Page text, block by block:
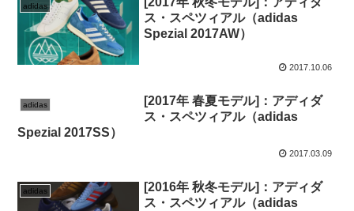
adidas
ス・スペツィアル（adidas
Spezial 2017AW）
2017.10.06
adidas
[2017年 春夏モデル]：アディダ
ス・スペツィアル（adidas
Spezial 2017SS）
2017.03.09
adidas
[2016年 秋冬モデル]：アディダ
ス・スペツィアル（adidas